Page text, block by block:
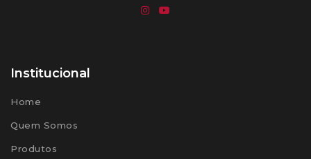
Institucional
Home
Quem Somos
Produtos